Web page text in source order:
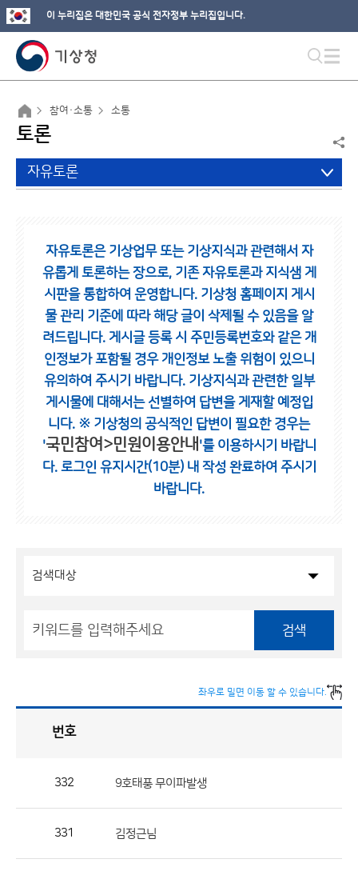
이 누리집은 대한민국 공식 전자정부 누리집입니다.
참여·소통 소통
토론
자유토론
자유토론은 기상업무 또는 기상지식과 관련해서 자
유롭게 토론하는 장으로, 기존 자유토론과 지식샘 게
시판을 통합하여 운영합니다. 기상청 홈페이지 게시
물 관리 기준에 따라 해당 글이 삭제될 수 있음을 알
려드립니다. 게시글 등록 시 주민등록번호와 같은 개
인정보가 포함될 경우 개인정보 노출 위험이 있으니
유의하여 주시기 바랍니다. 기상지식과 관련한 일부
게시물에 대해서는 선별하여 답변을 게재할 예정입
니다. ※ 기상청의 공식적인 답변이 필요한 경우는
'국민참여>민원이용안내 '를 이용하시기 바랍니
다. 로그인 유지시간(10분) 내 작성 완료하여 주시기
바랍니다.
검색
좌우로 밀면 이동 할 수 있습니다.
론
번호
332 9호태풍 무이파발생
331 김정근님